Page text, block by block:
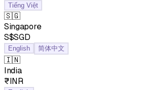
Tiếng Việt
🇸🇬
Singapore
S$SGD
English 简体中文
🇮🇳
India
₹INR